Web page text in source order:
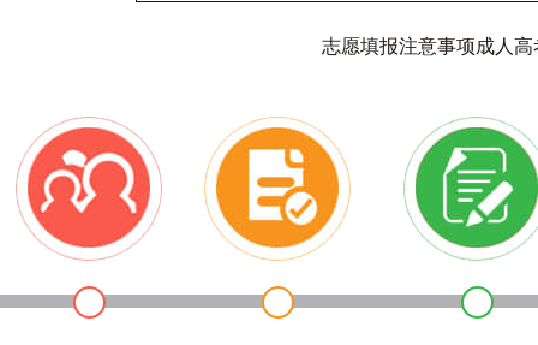
志愿填报注意事项成人